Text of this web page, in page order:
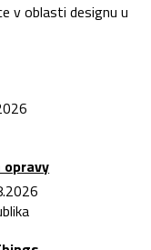
v oblasti designu u